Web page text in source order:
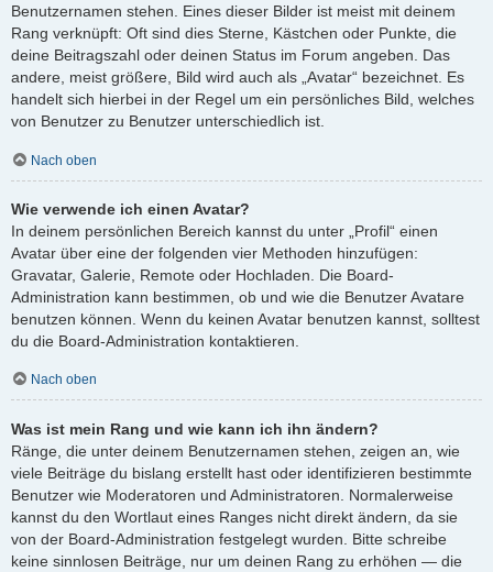
Benutzernamen stehen. Eines dieser Bilder ist meist mit deinem
Rang verknüpft: Oft sind dies Sterne, Kästchen oder Punkte, die
deine Beitragszahl oder deinen Status im Forum angeben. Das
andere, meist größere, Bild wird auch als „Avatar“ bezeichnet. Es
handelt sich hierbei in der Regel um ein persönliches Bild, welches
von Benutzer zu Benutzer unterschiedlich ist.
Nach oben
Wie verwende ich einen Avatar?
In deinem persönlichen Bereich kannst du unter „Profil“ einen
Avatar über eine der folgenden vier Methoden hinzufügen:
Gravatar, Galerie, Remote oder Hochladen. Die Board-
Administration kann bestimmen, ob und wie die Benutzer Avatare
benutzen können. Wenn du keinen Avatar benutzen kannst, solltest
du die Board-Administration kontaktieren.
Nach oben
Was ist mein Rang und wie kann ich ihn ändern?
Ränge, die unter deinem Benutzernamen stehen, zeigen an, wie
viele Beiträge du bislang erstellt hast oder identifizieren bestimmte
Benutzer wie Moderatoren und Administratoren. Normalerweise
kannst du den Wortlaut eines Ranges nicht direkt ändern, da sie
von der Board-Administration festgelegt wurden. Bitte schreibe
keine sinnlosen Beiträge, nur um deinen Rang zu erhöhen — die